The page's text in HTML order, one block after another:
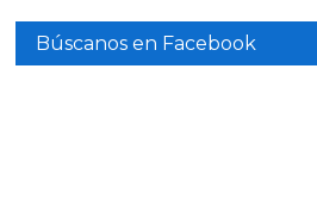
Búscanos en Facebook